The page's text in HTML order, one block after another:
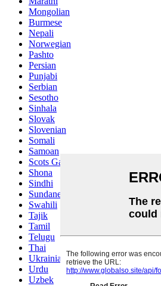
Mongolian
Burmese
Nepali
Norwegian
Pashto
Persian
Punjabi
Serbian
Sesotho
Sinhala
Slovak
Slovenian
Somali
Samoan
Scots Gaelic
Shona
Sindhi
Sundanese
Swahili
Tajik
Tamil
Telugu
Thai
Ukrainian
Urdu
Uzbek